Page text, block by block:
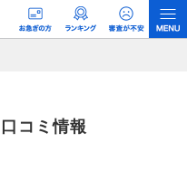
収益モデルです。 ただし、特定の
の調査／ユーザーへの口コミ収集な
ています。
コミ情報